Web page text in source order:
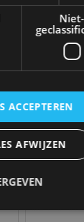
Alfa Romeo
Bentley
Niet-
ACCEPTEREN
AFWIJZEN